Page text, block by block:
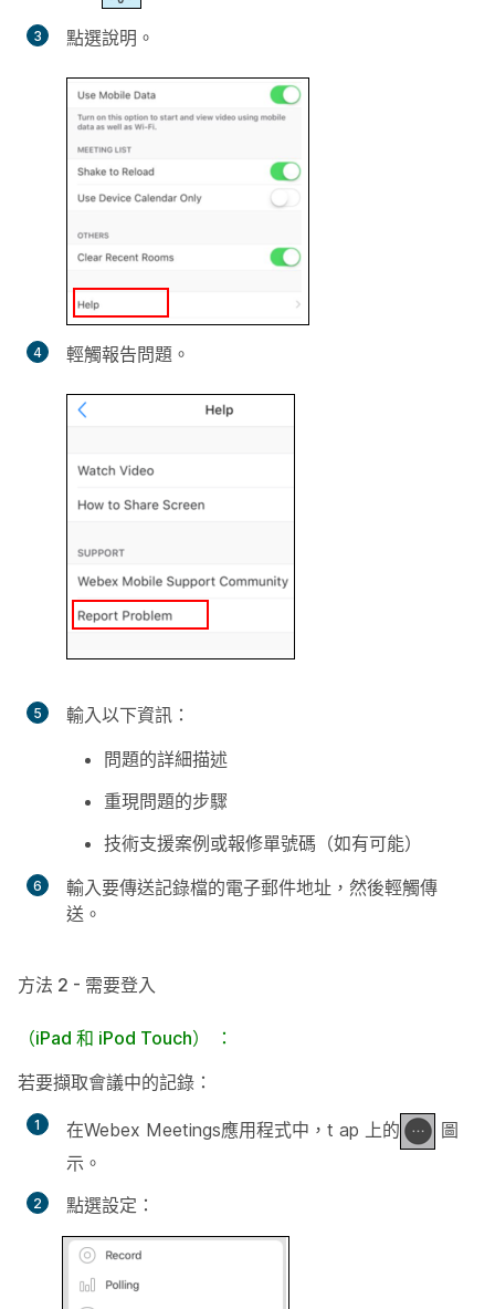
點選說明 。
輕觸報告問題 。
輸入以下資訊：
問題的詳細描述
重現問題的步驟
技術支援案例或報修單號碼（如有可能）
輸入要傳送記錄檔的電子郵件地址，然後輕觸傳
送 。
方法 2 - 需要登入
（iPad 和 iPod Touch）
：
若要擷取會議中的記錄 ：
在Webex Meetings應用程式中，t ap 上的
圖
示。
點選設定 ：